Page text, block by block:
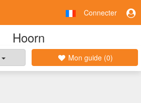
Connecter
Hoorn
Mon guide (0)